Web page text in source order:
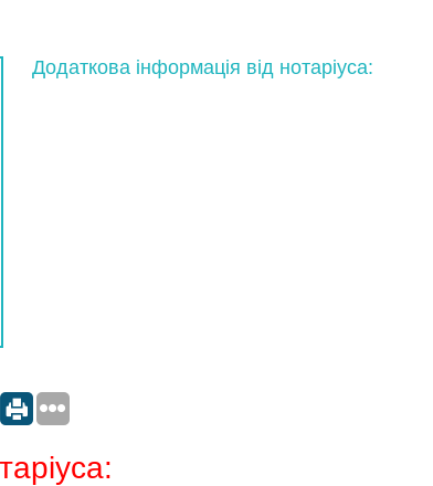
Додаткова інформація від нотаріуса: